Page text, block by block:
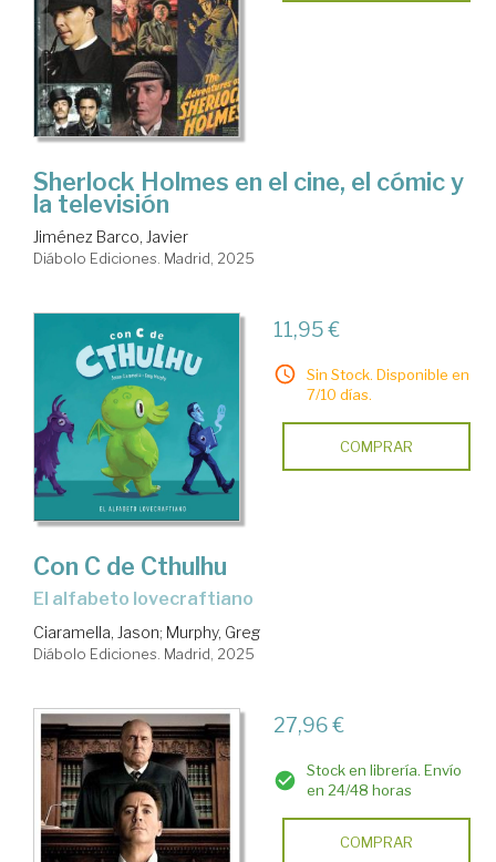
Sherlock Holmes en el cine, el cómic y
la televisión
Jiménez Barco, Javier
Diábolo Ediciones. Madrid, 2025
11,95 €
Sin Stock. Disponible en
7/10 días.
COMPRAR
Con C de Cthulhu
el alfabeto lovecraftiano
Ciaramella, Jason; Murphy, Greg
Diábolo Ediciones. Madrid, 2025
27,96 €
Stock en librería. Envío
en 24/48 horas
COMPRAR